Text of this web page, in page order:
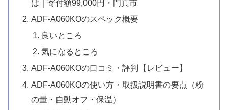
は｜寄付額99,000円・門真市
ADF-A060KOのスペック概要
良いところ
気になるところ
ADF-A060KOの口コミ・評判【レビュー】
ADF-A060KOの使い方・取扱説明書の要点（粉
の量・自動オフ・保温）